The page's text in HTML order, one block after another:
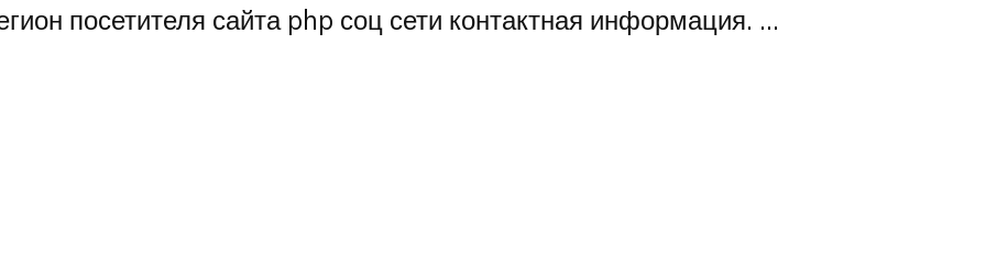
посетителя сайта php соц сети контактная информация. …